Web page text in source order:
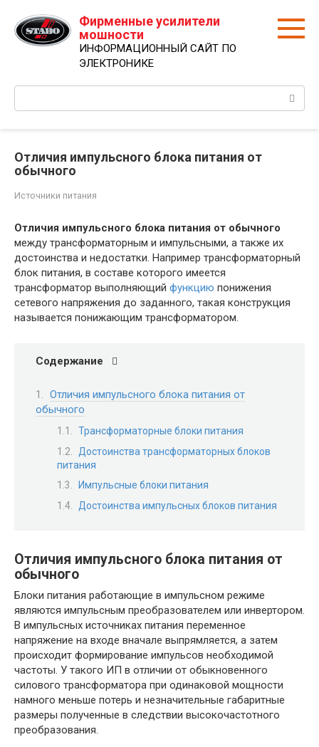
контенту
Фирменные усилители
мошности
ИНФОРМАЦИОННЫЙ САЙТ ПО
ЭЛЕКТРОНИКЕ
Поиск:
Отличия импульсного блока питания от
обычного
Источники питания
Отличия импульсного блока питания от обычного
между трансформаторным и импульсными, а также их
достоинства и недостатки. Например трансформаторный
блок питания, в составе которого имеется
трансформатор выполняющий функцию понижения
сетевого напряжения до заданного, такая конструкция
называется понижающим трансформатором.
Содержание
Отличия импульсного блока питания от
обычного
Трансформаторные блоки питания
Достоинства трансформаторных блоков
питания
Импульсные блоки питания
Достоинства импульсных блоков питания
Отличия импульсного блока питания от
обычного
Блоки питания работающие в импульсном режиме
являются импульсным преобразователем или инвертором.
В импульсных источниках питания переменное
напряжение на входе вначале выпрямляется, а затем
происходит формирование импульсов необходимой
частоты. У такого ИП в отличии от обыкновенного
силового трансформатора при одинаковой мощности
намного меньше потерь и незначительные габаритные
размеры полученные в следствии высокочастотного
преобразования.